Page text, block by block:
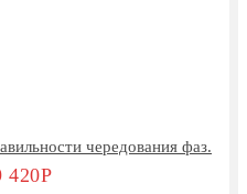
чередования фаз.
420Р